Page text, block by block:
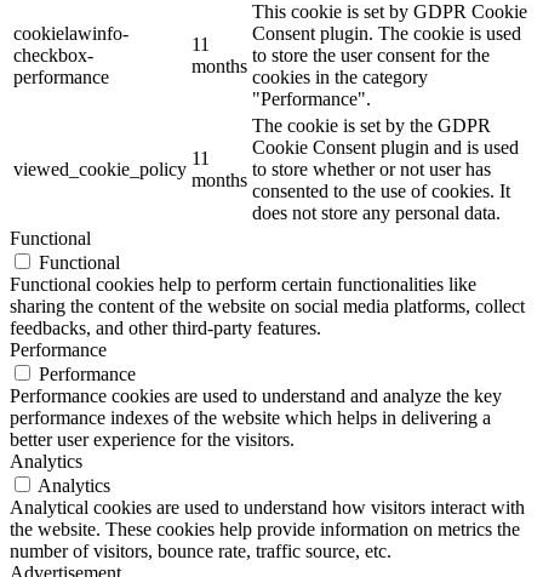
cookielawinfo-
checkbox-
performance
11
months
This cookie is set by GDPR Cookie
Consent plugin. The cookie is used
to store the user consent for the
cookies in the category
"Performance".
viewed_cookie_policy
11
months
The cookie is set by the GDPR
Cookie Consent plugin and is used
to store whether or not user has
consented to the use of cookies. It
does not store any personal data.
Functional
Functional
Functional cookies help to perform certain functionalities like
sharing the content of the website on social media platforms, collect
feedbacks, and other third-party features.
Performance
Performance
Performance cookies are used to understand and analyze the key
performance indexes of the website which helps in delivering a
better user experience for the visitors.
Analytics
Analytics
Analytical cookies are used to understand how visitors interact with
the website. These cookies help provide information on metrics the
number of visitors, bounce rate, traffic source, etc.
Advertisement